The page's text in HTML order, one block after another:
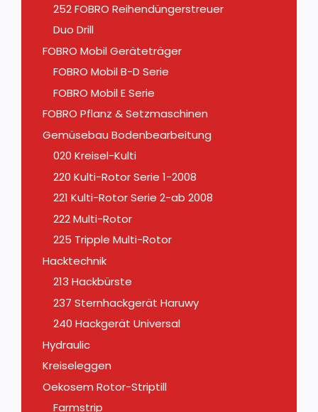
252 FOBRO Reihendüngerstreuer
Duo Drill
FOBRO Mobil Geräteträger
FOBRO Mobil B-D Serie
FOBRO Mobil E Serie
FOBRO Pflanz & Setzmaschinen
Gemüsebau Bodenbearbeitung
020 Kreisel-Kulti
220 Kulti-Rotor Serie 1-2008
221 Kulti-Rotor Serie 2-ab 2008
222 Multi-Rotor
225 Tripple Multi-Rotor
Hacktechnik
213 Hackbürste
237 Sternhackgerät Haruwy
240 Hackgerät Universal
Hydraulic
Kreiseleggen
Oekosem Rotor-Striptill
Farmstrip